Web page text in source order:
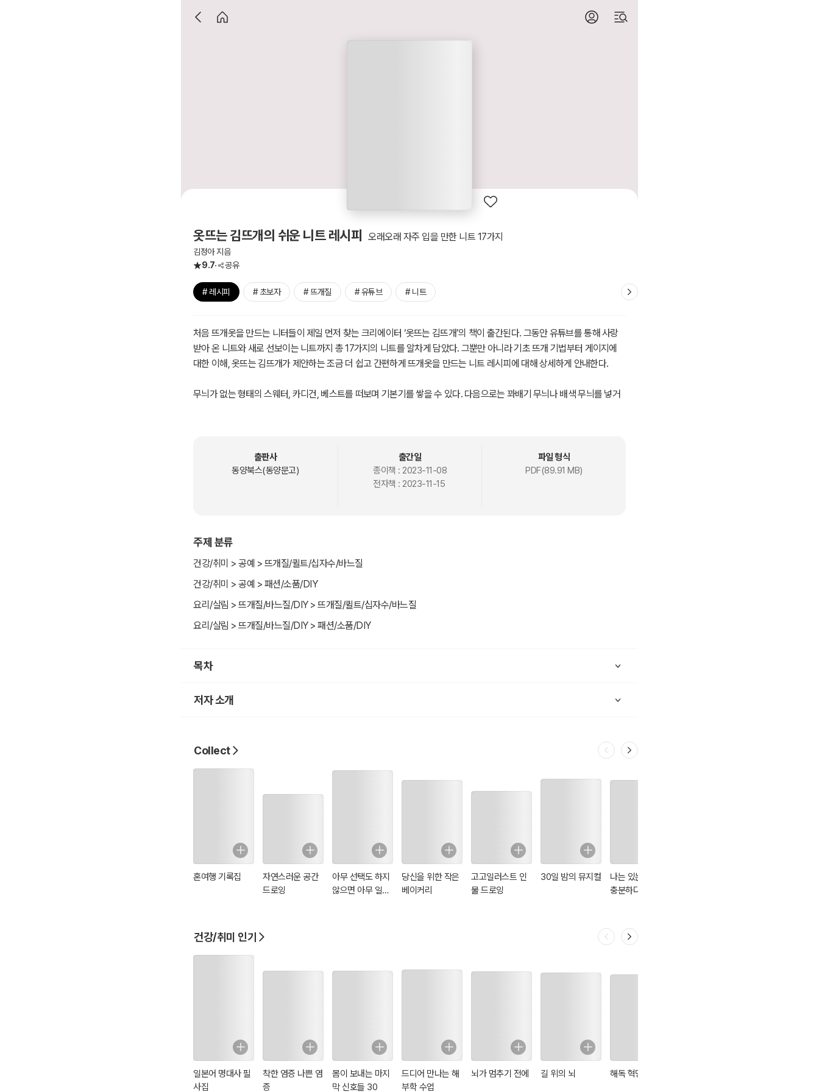
옷뜨는 김뜨개의 쉬운 니트 레시피 오래오래 자주 입을 만한 니트 17가지
김정아 지음
9.7
공유
# 레시피 # 초보자 # 뜨개질 # 유튜브 # 니트
처음 뜨개옷을 만드는 니터들이 제일 먼저 찾는 크리에이터 ‘옷뜨는 김뜨개’의 책이 출간된다. 그동안 유튜브를 통해 사랑
받아 온 니트와 새로 선보이는 니트까지 총 17가지의 니트를 알차게 담았다. 그뿐만 아니라 기초 뜨개 기법부터 게이지에
대한 이해, 옷뜨는 김뜨개가 제안하는 조금 더 쉽고 간편하게 뜨개옷을 만드는 니트 레시피에 대해 상세하게 안내한다.
무늬가 없는 형태의 스웨터, 카디건, 베스트를 떠보며 기본기를 쌓을 수 있다. 다음으로는 꽈배기 무늬나 배색 무늬를 넣거
1쇄 또는 2쇄를 구입하신 고객은 아래의 링크를 통해 출판사 홈페이지에서 정오표를 내려 받으시기 바랍니다.
135쪽 헨리넥 스웨터, 150쪽 포근 꽈배기 카디건의 글 도안 일부 수정을 안내드립니다.
수정된 부분에 네모 박스를 넣어 확인이 용이하도록 하였습니다.
불편을 드려 죄송합니다.
출판사
동양북스(동양문고)
출간일
종이책 : 2023-11-08
전자책 : 2023-11-15
파일 형식
PDF(89.91 MB)
주제 분류
건강/취미 > 공예 > 뜨개질/퀼트/십자수/바느질
건강/취미 > 공예 > 패션/소품/DIY
요리/살림 > 뜨개질/바느질/DIY > 뜨개질/퀼트/십자수/바느질
요리/살림 > 뜨개질/바느질/DIY > 패션/소품/DIY
목차
저자 소개
Collect
혼여행 기록집
자연스러운 공간
드로잉
아무 선택도 하지
않으면 아무 일도
당신을 위한 작은
베이커리
고고일러스트 인
물 드로잉
30일 밤의 뮤지컬
나는 있는 그대로
충분하다
건강/취미 인기
일본어 명대사 필
사집
착한 염증 나쁜 염
증
몸이 보내는 마지
막 신호들 30
드디어 만나는 해
부학 수업
뇌가 멈추기 전에 길 위의 뇌 해독 혁명